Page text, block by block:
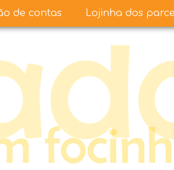
de contas Lojinha dos